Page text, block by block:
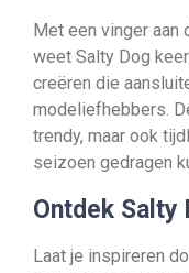
Met een vinger aan
weet Salty Dog
creëren die
modeliefhebbers.
trendy, maar ook
seizoen gedragen
Ontdek Salty
Laat je inspireren